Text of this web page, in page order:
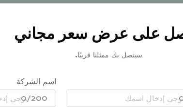
على عرض سعر مجاني
سيتصل بك ممثلنا قريبًا.
اسم الشركة
0/200